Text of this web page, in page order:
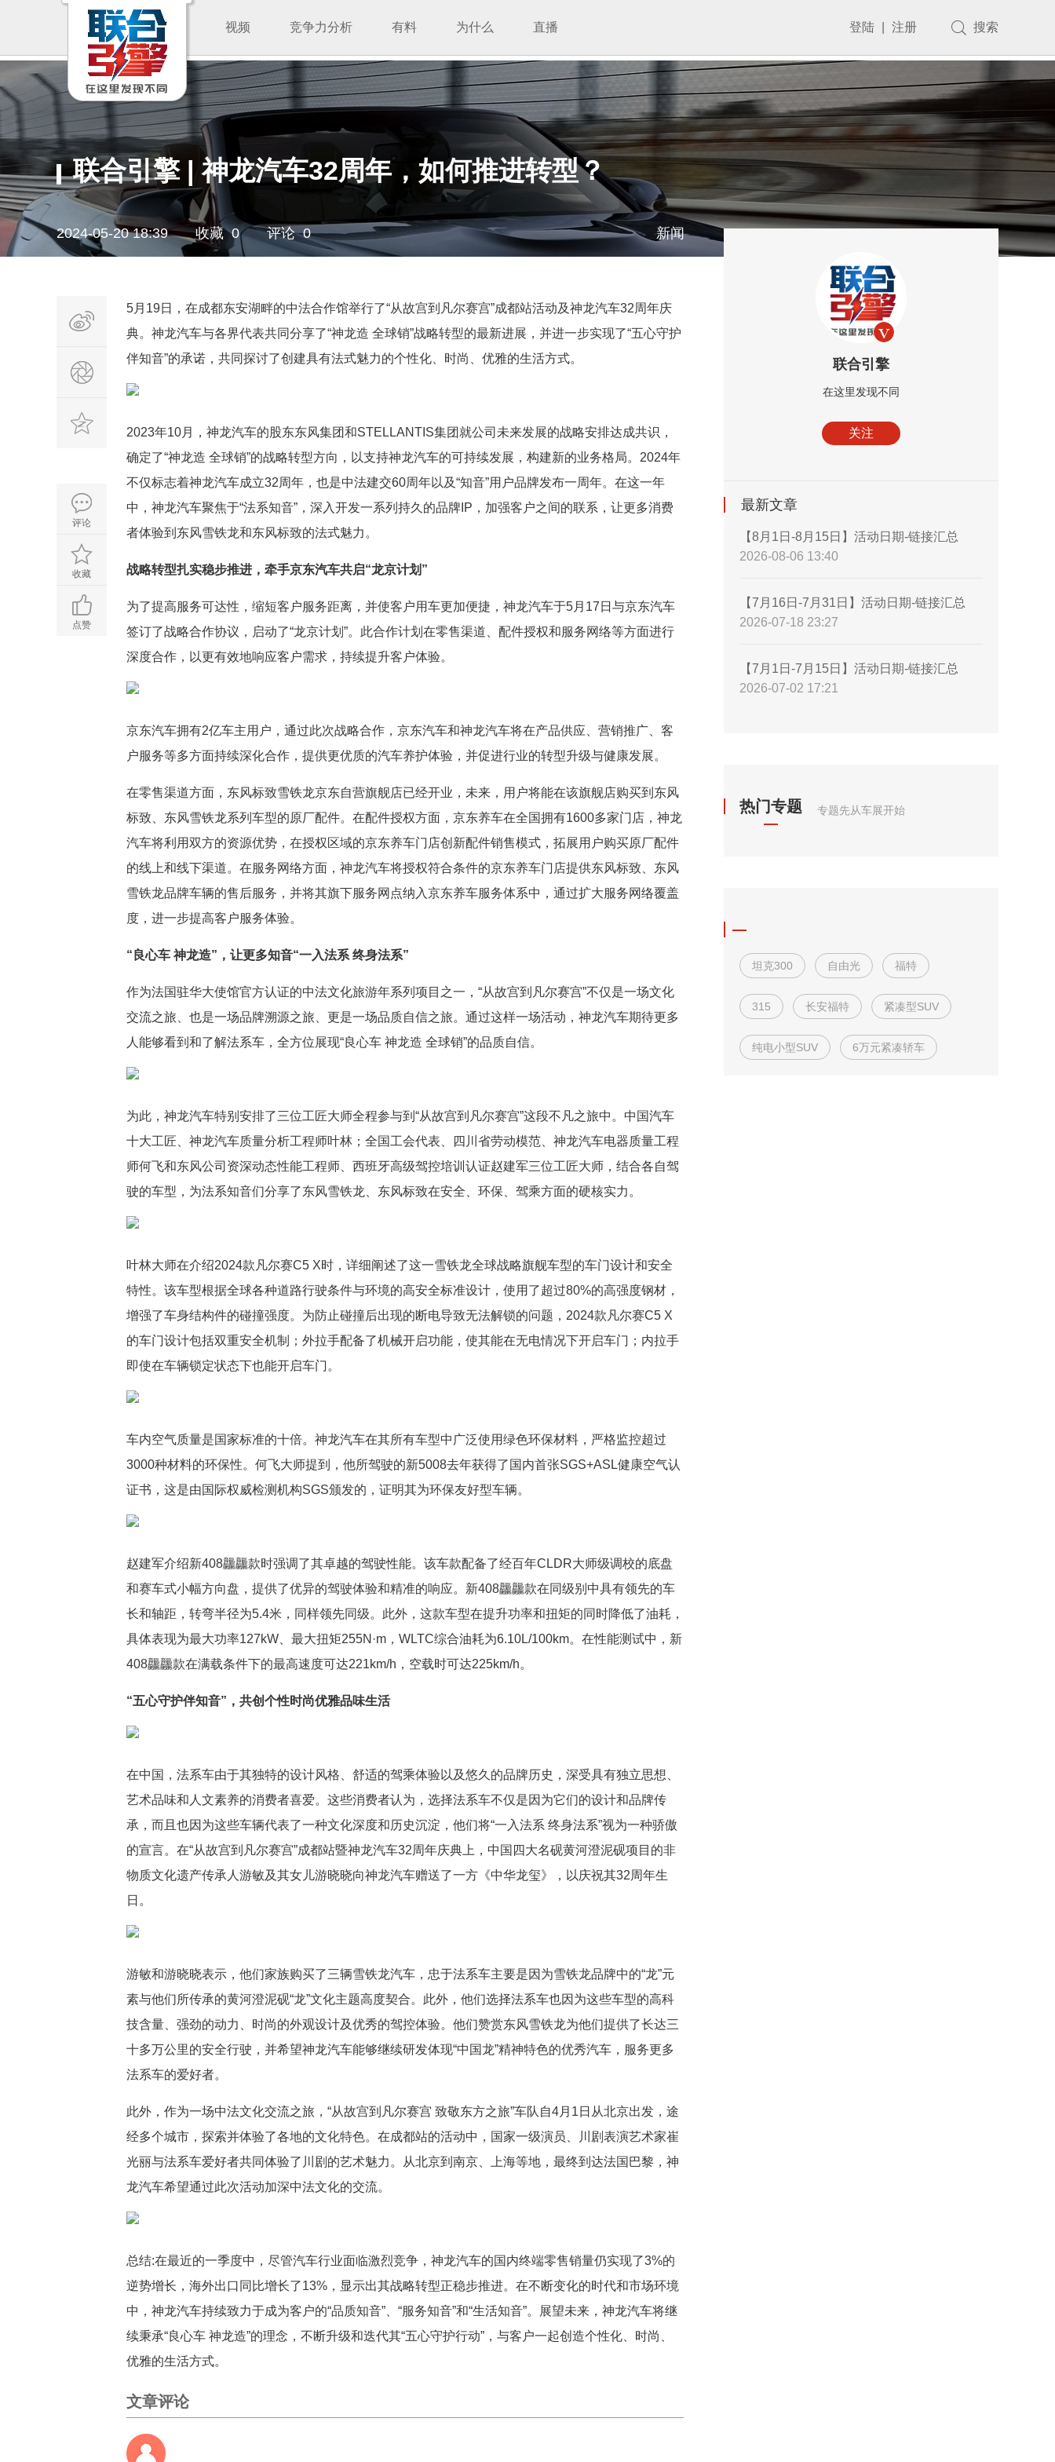
视频 竞争力分析 有料 为什么 直播 登陆 注册 搜索
联合引擎 | 神龙汽车32周年，如何推进转型？
2024-05-20 18:39 收藏 0 评论 0 新闻
评论
收藏
点赞
5月19日，在成都东安湖畔的中法合作馆举行了“从故宫到凡尔赛宫”成都站活动及神龙汽车32周年庆
典。神龙汽车与各界代表共同分享了“神龙造 全球销”战略转型的最新进展，并进一步实现了“五心守护
伴知音”的承诺，共同探讨了创建具有法式魅力的个性化、时尚、优雅的生活方式。
2023年10月，神龙汽车的股东东风集团和STELLANTIS集团就公司未来发展的战略安排达成共识，
确定了“神龙造 全球销”的战略转型方向，以支持神龙汽车的可持续发展，构建新的业务格局。2024年
不仅标志着神龙汽车成立32周年，也是中法建交60周年以及“知音”用户品牌发布一周年。在这一年
中，神龙汽车聚焦于“法系知音”，深入开发一系列持久的品牌IP，加强客户之间的联系，让更多消费
者体验到东风雪铁龙和东风标致的法式魅力。
战略转型扎实稳步推进，牵手京东汽车共启“龙京计划”
为了提高服务可达性，缩短客户服务距离，并使客户用车更加便捷，神龙汽车于5月17日与京东汽车
签订了战略合作协议，启动了“龙京计划”。此合作计划在零售渠道、配件授权和服务网络等方面进行
深度合作，以更有效地响应客户需求，持续提升客户体验。
京东汽车拥有2亿车主用户，通过此次战略合作，京东汽车和神龙汽车将在产品供应、营销推广、客
户服务等多方面持续深化合作，提供更优质的汽车养护体验，并促进行业的转型升级与健康发展。
在零售渠道方面，东风标致雪铁龙京东自营旗舰店已经开业，未来，用户将能在该旗舰店购买到东风
标致、东风雪铁龙系列车型的原厂配件。在配件授权方面，京东养车在全国拥有1600多家门店，神龙
汽车将利用双方的资源优势，在授权区域的京东养车门店创新配件销售模式，拓展用户购买原厂配件
的线上和线下渠道。在服务网络方面，神龙汽车将授权符合条件的京东养车门店提供东风标致、东风
雪铁龙品牌车辆的售后服务，并将其旗下服务网点纳入京东养车服务体系中，通过扩大服务网络覆盖
度，进一步提高客户服务体验。
“良心车 神龙造”，让更多知音“一入法系 终身法系”
作为法国驻华大使馆官方认证的中法文化旅游年系列项目之一，“从故宫到凡尔赛宫”不仅是一场文化
交流之旅、也是一场品牌溯源之旅、更是一场品质自信之旅。通过这样一场活动，神龙汽车期待更多
人能够看到和了解法系车，全方位展现“良心车 神龙造 全球销”的品质自信。
为此，神龙汽车特别安排了三位工匠大师全程参与到“从故宫到凡尔赛宫”这段不凡之旅中。中国汽车
十大工匠、神龙汽车质量分析工程师叶林；全国工会代表、四川省劳动模范、神龙汽车电器质量工程
师何飞和东风公司资深动态性能工程师、西班牙高级驾控培训认证赵建军三位工匠大师，结合各自驾
驶的车型，为法系知音们分享了东风雪铁龙、东风标致在安全、环保、驾乘方面的硬核实力。
叶林大师在介绍2024款凡尔赛C5 X时，详细阐述了这一雪铁龙全球战略旗舰车型的车门设计和安全
特性。该车型根据全球各种道路行驶条件与环境的高安全标准设计，使用了超过80%的高强度钢材，
增强了车身结构件的碰撞强度。为防止碰撞后出现的断电导致无法解锁的问题，2024款凡尔赛C5 X
的车门设计包括双重安全机制；外拉手配备了机械开启功能，使其能在无电情况下开启车门；内拉手
即使在车辆锁定状态下也能开启车门。
车内空气质量是国家标准的十倍。神龙汽车在其所有车型中广泛使用绿色环保材料，严格监控超过
3000种材料的环保性。何飞大师提到，他所驾驶的新5008去年获得了国内首张SGS+ASL健康空气认
证书，这是由国际权威检测机构SGS颁发的，证明其为环保友好型车辆。
赵建军介绍新408龘龘款时强调了其卓越的驾驶性能。该车款配备了经百年CLDR大师级调校的底盘
和赛车式小幅方向盘，提供了优异的驾驶体验和精准的响应。新408龘龘款在同级别中具有领先的车
长和轴距，转弯半径为5.4米，同样领先同级。此外，这款车型在提升功率和扭矩的同时降低了油耗，
具体表现为最大功率127kW、最大扭矩255N·m，WLTC综合油耗为6.10L/100km。在性能测试中，新
408龘龘款在满载条件下的最高速度可达221km/h，空载时可达225km/h。
“五心守护伴知音”，共创个性时尚优雅品味生活
在中国，法系车由于其独特的设计风格、舒适的驾乘体验以及悠久的品牌历史，深受具有独立思想、
艺术品味和人文素养的消费者喜爱。这些消费者认为，选择法系车不仅是因为它们的设计和品牌传
承，而且也因为这些车辆代表了一种文化深度和历史沉淀，他们将“一入法系 终身法系”视为一种骄傲
的宣言。在“从故宫到凡尔赛宫”成都站暨神龙汽车32周年庆典上，中国四大名砚黄河澄泥砚项目的非
物质文化遗产传承人游敏及其女儿游晓晓向神龙汽车赠送了一方《中华龙玺》，以庆祝其32周年生
日。
游敏和游晓晓表示，他们家族购买了三辆雪铁龙汽车，忠于法系车主要是因为雪铁龙品牌中的“龙”元
素与他们所传承的黄河澄泥砚“龙”文化主题高度契合。此外，他们选择法系车也因为这些车型的高科
技含量、强劲的动力、时尚的外观设计及优秀的驾控体验。他们赞赏东风雪铁龙为他们提供了长达三
十多万公里的安全行驶，并希望神龙汽车能够继续研发体现“中国龙”精神特色的优秀汽车，服务更多
法系车的爱好者。
此外，作为一场中法文化交流之旅，“从故宫到凡尔赛宫 致敬东方之旅”车队自4月1日从北京出发，途
经多个城市，探索并体验了各地的文化特色。在成都站的活动中，国家一级演员、川剧表演艺术家崔
光丽与法系车爱好者共同体验了川剧的艺术魅力。从北京到南京、上海等地，最终到达法国巴黎，神
龙汽车希望通过此次活动加深中法文化的交流。
总结:在最近的一季度中，尽管汽车行业面临激烈竞争，神龙汽车的国内终端零售销量仍实现了3%的
逆势增长，海外出口同比增长了13%，显示出其战略转型正稳步推进。在不断变化的时代和市场环境
中，神龙汽车持续致力于成为客户的“品质知音”、“服务知音”和“生活知音”。展望未来，神龙汽车将继
续秉承“良心车 神龙造”的理念，不断升级和迭代其“五心守护行动”，与客户一起创造个性化、时尚、
优雅的生活方式。
文章评论
联合引擎
在这里发现不同
关注
最新文章
【8月1日-8月15日】活动日期-链接汇总
2026-08-06 13:40
【7月16日-7月31日】活动日期-链接汇总
2026-07-18 23:27
【7月1日-7月15日】活动日期-链接汇总
2026-07-02 17:21
热门专题 专题先从车展开始
坦克300 自由光 福特
315 长安福特 紧凑型SUV
纯电小型SUV 6万元紧凑轿车